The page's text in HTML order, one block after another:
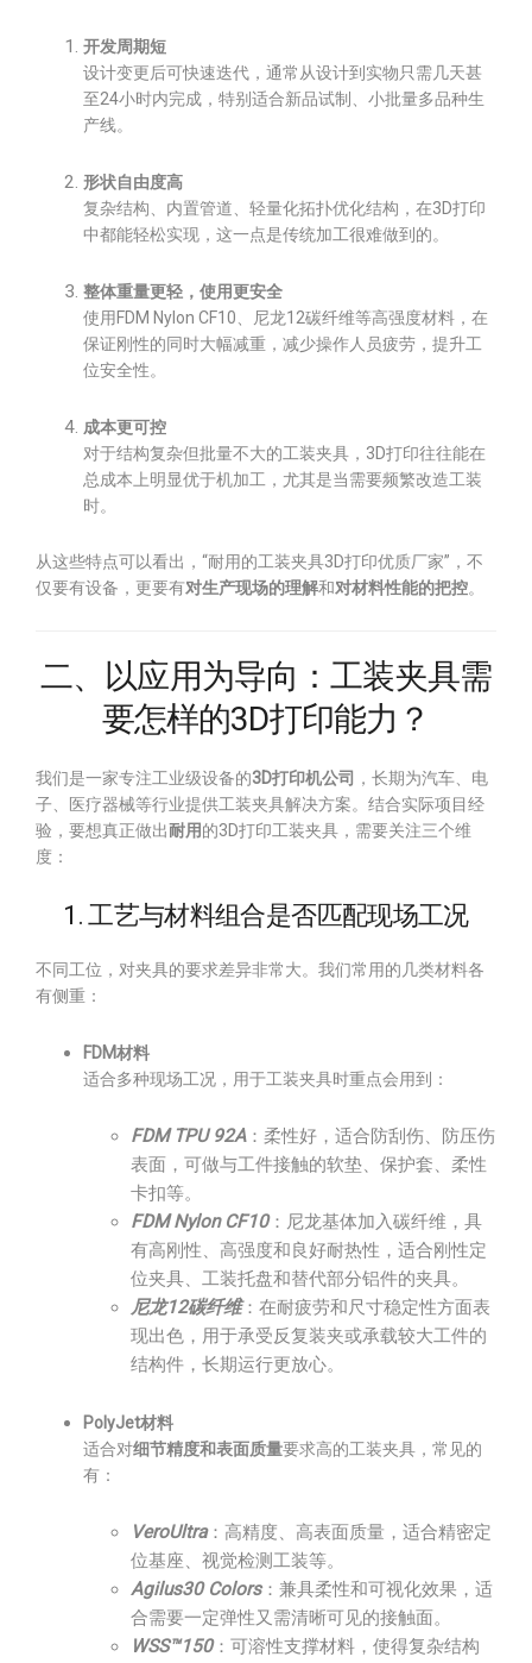
开发周期短
设计变更后可快速迭代，通常从设计到实物只需几天甚
至24小时内完成，特别适合新品试制、小批量多品种生
产线。
形状自由度高
复杂结构、内置管道、轻量化拓扑优化结构，在3D打印
中都能轻松实现，这一点是传统加工很难做到的。
整体重量更轻，使用更安全
使用FDM Nylon CF10、尼龙12碳纤维等高强度材料，在
保证刚性的同时大幅减重，减少操作人员疲劳，提升工
位安全性。
成本更可控
对于结构复杂但批量不大的工装夹具，3D打印往往能在
总成本上明显优于机加工，尤其是当需要频繁改造工装
时。
从这些特点可以看出，“耐用的工装夹具3D打印优质厂家”，不
仅要有设备，更要有对生产现场的理解和对材料性能的把控。
二、以应用为导向：工装夹具需
要怎样的3D打印能力？
我们是一家专注工业级设备的3D打印机公司 ，长期为汽车、电
子、医疗器械等行业提供工装夹具解决方案。结合实际项目经
验，要想真正做出耐用的3D打印工装夹具，需要关注三个维
度：
1. 工艺与材料组合是否匹配现场工况
不同工位，对夹具的要求差异非常大。我们常用的几类材料各
有侧重：
FDM材料
适合多种现场工况，用于工装夹具时重点会用到：
FDM TPU 92A：柔性好，适合防刮伤、防压伤
表面，可做与工件接触的软垫、保护套、柔性
卡扣等。
FDM Nylon CF10：尼龙基体加入碳纤维，具
有高刚性、高强度和良好耐热性，适合刚性定
位夹具、工装托盘和替代部分铝件的夹具。
尼龙12碳纤维：在耐疲劳和尺寸稳定性方面表
现出色，用于承受反复装夹或承载较大工件的
结构件，长期运行更放心。
PolyJet材料
适合对细节精度和表面质量要求高的工装夹具，常见的
有：
VeroUltra：高精度、高表面质量，适合精密定
位基座、视觉检测工装等。
Agilus30 Colors：兼具柔性和可视化效果，适
合需要一定弹性又需清晰可见的接触面。
WSS™150：可溶性支撑材料，使得复杂结构